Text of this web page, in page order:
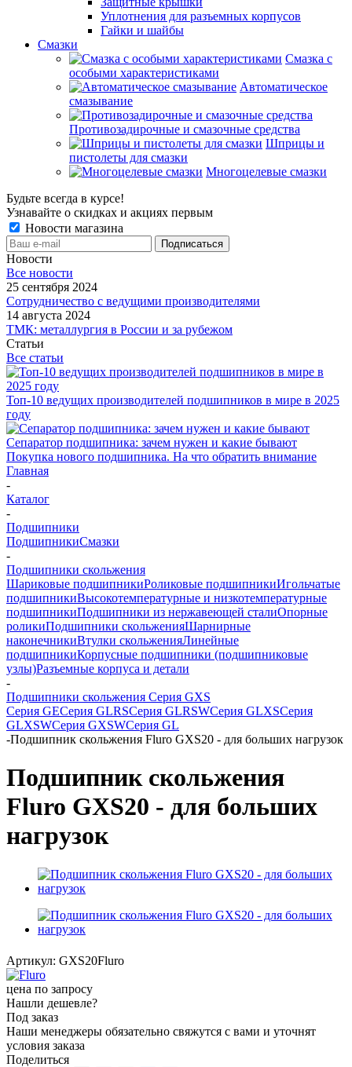
Уплотнения для разъемных корпусов
Гайки и шайбы
Смазки
Смазка с
особыми характеристиками
Автоматическое
смазывание
Противозадирочные и смазочные средства
Шприцы и
пистолеты для смазки
Многоцелевые смазки
Будьте всегда в курсе!
Узнавайте о скидках и акциях первым
Новости магазина
Новости
Все новости
25 сентября 2024
Сотрудничество с ведущими производителями
14 августа 2024
ТМК: металлургия в России и за рубежом
Статьи
Все статьи
Топ-10 ведущих производителей подшипников в мире в 2025
году
Сепаратор подшипника: зачем нужен и какие бывают
Покупка нового подшипника. На что обратить внимание
Главная
-
Каталог
-
Подшипники
ПодшипникиСмазки
-
Подшипники скольжения
Шариковые подшипникиРоликовые подшипникиИгольчатые
подшипникиВысокотемпературные и низкотемпературные
подшипникиПодшипники из нержавеющей сталиОпорные
роликиПодшипники скольженияШарнирные
наконечникиВтулки скольженияЛинейные
подшипникиКорпусные подшипники (подшипниковые
узлы)Разъемные корпуса и детали
-
Подшипники скольжения Серия GXS
Серия GEСерия GLRSСерия GLRSWСерия GLXSСерия
GLXSWСерия GXSWСерия GL
-Подшипник скольжения Fluro GXS20 - для больших нагрузок
Подшипник скольжения
Fluro GXS20 - для больших
нагрузок
Артикул: GXS20Fluro
цена по запросу
Нашли дешевле?
Под заказ
Наши менеджеры обязательно свяжутся с вами и уточнят
условия заказа
Поделиться